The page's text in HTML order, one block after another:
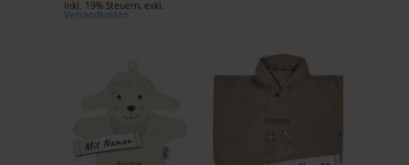
Inkl. 19% Steuern, exkl.
Versandkosten